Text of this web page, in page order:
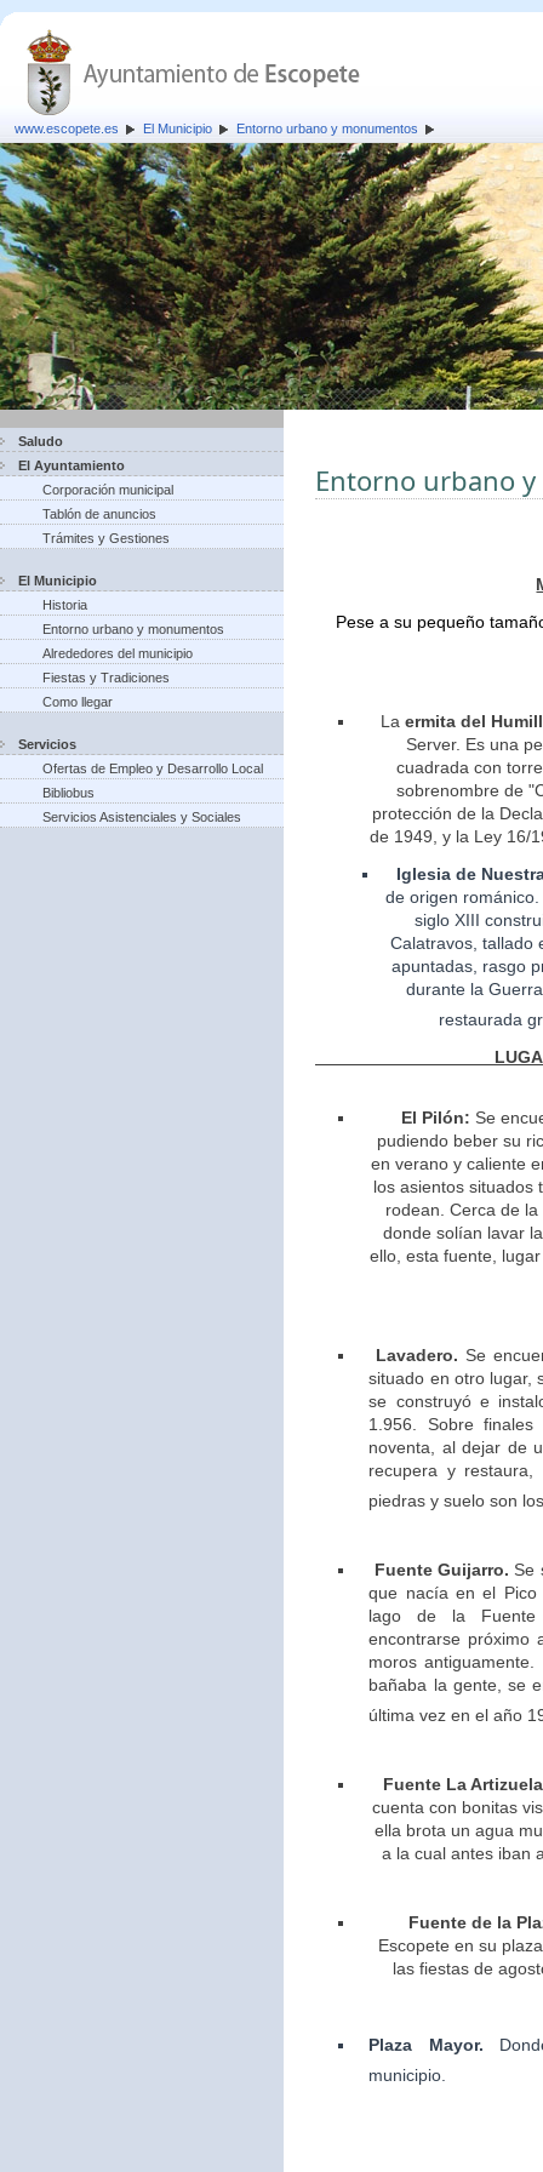
www.escopete.es El Municipio Entorno urbano y monumentos
Saludo
El Ayuntamiento
Corporación municipal
Tablón de anuncios
Trámites y Gestiones
El Municipio
Historia
Entorno urbano y monumentos
Alrededores del municipio
Fiestas y Tradiciones
Como llegar
Servicios
Ofertas de Empleo y Desarrollo Local
Bibliobus
Servicios Asistenciales y Sociales
Entorno urbano
Pese a su pequeño
La ermita del
Server. Es una
cuadrada con
sobrenombre de
protección de la
de 1949, y la Ley 16/
Iglesia de
deorigen
siglo XIII
Calatravos, tallado
apuntadas, rasgo
durante la
restaurada
El Pilón: Se
pudiendo beber su
en verano y caliente
los asientos situados
rodean. Cerca de
donde solían lavar
ello, esta fuente,
Lavadero. Se
situado en otro lugar,
se construyó e
1.956. Sobre
noventa, al dejar de
recupera y restaura,
piedras y suelo son
Fuente Guijarro. Se
que nacía en el
lago de la
encontrarse próximo
moros
bañaba la gente, se
última vez en el año
Fuente La
cuenta con bonitas
ella brota un agua
a la cual antes iban
Fuente de la
Escopete en su
las fiestas de
Plaza Mayor.
municipio.